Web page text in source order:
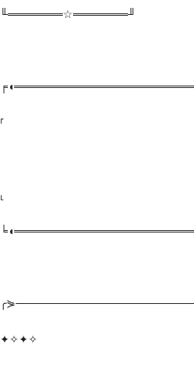
╙═══════☆═══════╜
⸢
⸤
✦✧✦✧